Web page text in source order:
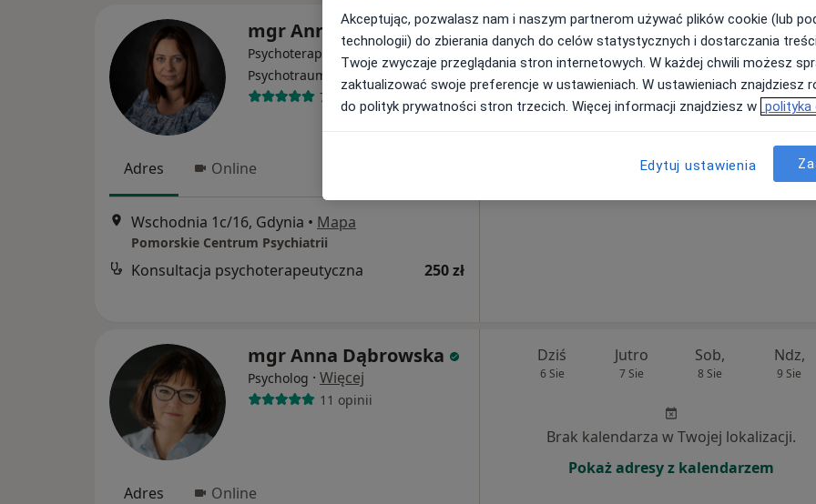
mgr Anna Szentak
Psychoterapeuta certyfikowany,
Psychotraumatolog · Więcej
7 opinii
Adres Online
Wschodnia 1c/16, Gdynia • Mapa
Pomorskie Centrum Psychiatrii
Konsultacja psychoterapeutyczna 250 zł
Dziś
6 Sie
Jutro
7 Sie
Sob,
8 Sie
Ndz,
9 Sie
Umawianie online nie jest dostępne
mgr Anna Dąbrowska
Psycholog · Więcej
11 opinii
Adres Online
Dziś
6 Sie
Jutro
7 Sie
Sob,
8 Sie
Ndz,
9 Sie
Brak kalendarza w Twojej lokalizacji.
Pokaż adresy z kalendarzem
Akceptując, pozwalasz nam i naszym partnerom używać plików cookie (lub
technologii) do zbierania danych do celów statystycznych i dostarczania
Twoje zwyczaje przeglądania stron internetowych. W każdej chwili możesz
zaktualizować swoje preferencje w ustawieniach. W ustawieniach znajdziesz
do polityk prywatności stron trzecich. Więcej informacji znajdziesz w polityka
Edytuj ustawienia